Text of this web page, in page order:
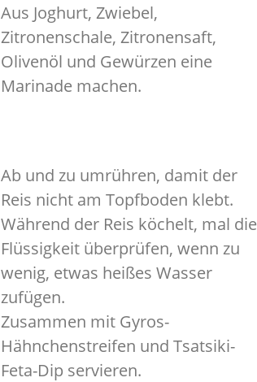
Aus Joghurt, Zwiebel,
Zitronenschale, Zitronensaft,
Olivenöl und Gewürzen eine
Marinade machen.
Ab und zu umrühren, damit der
Reis nicht am Topfboden klebt.
Während der Reis köchelt, mal die
Flüssigkeit überprüfen, wenn zu
wenig, etwas heißes Wasser
zufügen.
Zusammen mit Gyros-
Hähnchenstreifen und Tsatsiki-
Feta-Dip servieren.